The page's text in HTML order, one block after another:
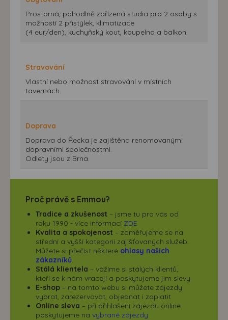
Prostorná, pohodlně zařízená studia pro 2 osoby s
možností 2 přistýlek, klimatizace
(4 eur/den), kuchyňský kout, koupelna a balkon.
Stravování
Vlastní nebo možnost stravování v místních
tavernách.
Doprava
Doprava do Řecka je zajištěna renomovanými
dopravními společnostmi.
Odlety jsou z Brna.
Proč právě s Emmou?
Tradice a zkušenost – jsme tu pro vás od
roku 1990 - více informací ZDE
Kvalita a spokojenost – zaměřujeme se na
střední a vyšší kategorii zajišťovaných služeb.
Můžete si přečíst některé ohlasy našich
zákazníků.
Stálá klientela – vážíme si stálých klientů,
kteří se k nám vracejí a poskytujeme jim slevy
E-shop – na tomto webu si můžete zájezdy
vybrat, zarezervovat, objednat i zaplatit
Online sleva – při přihlášení zájezdu online
poskytujeme na vybrané zájezdy